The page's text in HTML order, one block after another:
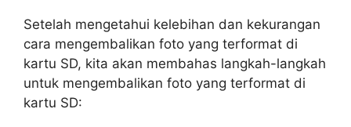
Setelah mengetahui kelebihan dan kekurangan
cara mengembalikan foto yang terformat di
kartu SD, kita akan membahas langkah-langkah
untuk mengembalikan foto yang terformat di
kartu SD: